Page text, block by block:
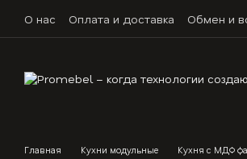
О нас Оплата и доставка Обмен и
Главная Кухни модульные Кухня с МДФ